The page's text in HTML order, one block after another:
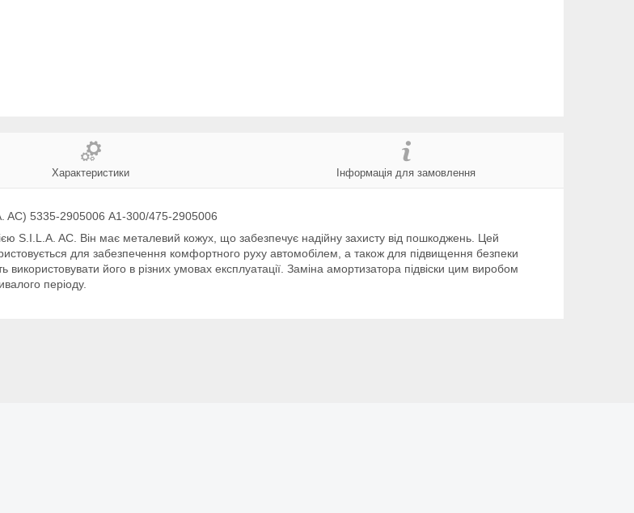
Характеристики Інформація для замовлення
5335-2905006 А1-300/475-2905006
S.I.L.A. AC. Він має металевий кожух, що забезпечує надійну захисту від пошкоджень. Цей
для забезпечення комфортного руху автомобілем, а також для підвищення безпеки
використовувати його в різних умовах експлуатації. Заміна амортизатора підвіски цим виробом
періоду.